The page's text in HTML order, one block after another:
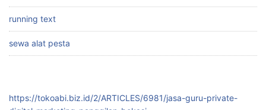
running text
sewa alat pesta
https://tokoabi.biz.id/2/ARTICLES/6981/jasa-guru-private-